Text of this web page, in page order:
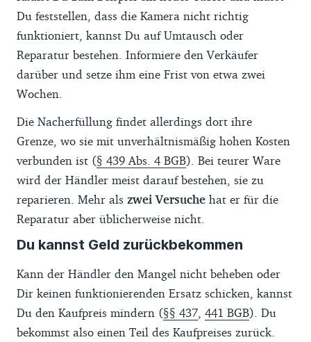
Du feststellen, dass die Kamera nicht richtig
funktioniert, kannst Du auf Umtausch oder
Reparatur bestehen. Informiere den Verkäufer
darüber und setze ihm eine Frist von etwa zwei
Wochen.
Die Nacherfüllung findet allerdings dort ihre
Grenze, wo sie mit unverhältnismäßig hohen Kosten
verbunden ist (§ 439 Abs. 4 BGB). Bei teurer Ware
wird der Händler meist darauf bestehen, sie zu
reparieren. Mehr als zwei Versuche hat er für die
Reparatur aber üblicherweise nicht.
Du kannst Geld zurückbekommen
Kann der Händler den Mangel nicht beheben oder
Dir keinen funktionierenden Ersatz schicken, kannst
Du den Kaufpreis mindern (§§ 437 441 BGB). Du
bekommst also einen Teil des Kaufpreises zurück.